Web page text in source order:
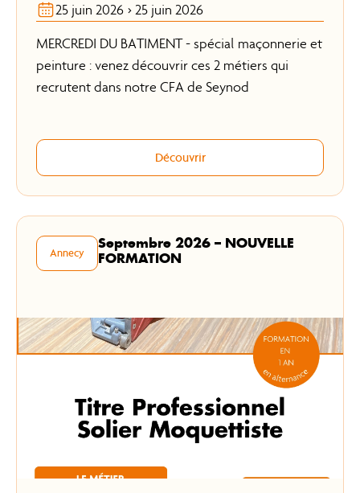
25 juin 2026 > 25 juin 2026
MERCREDI DU BATIMENT - spécial maçonnerie et
peinture : venez découvrir ces 2 métiers qui
recrutent dans notre CFA de Seynod
Découvrir
Annecy
Septembre 2026 – NOUVELLE
FORMATION